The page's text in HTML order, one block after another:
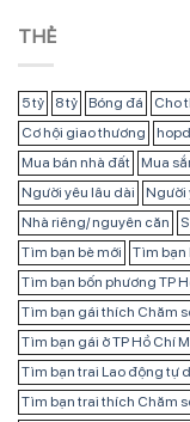
THẺ
5 tỷ 8 tỷ Bóng đá Cho
Cơ hội giao thương
Mua bán nhà đất
Mua
Người yêu lâu dài
Người
Nhà riêng/ nguyên căn
Tìm bạn bè mới
Tìm bạn
Tìm bạn bốn phương TP
Tìm bạn gái thích Chăm
Tìm bạn gái ở TP Hồ Chí
Tìm bạn trai Lao động tự
Tìm bạn trai thích Chăm